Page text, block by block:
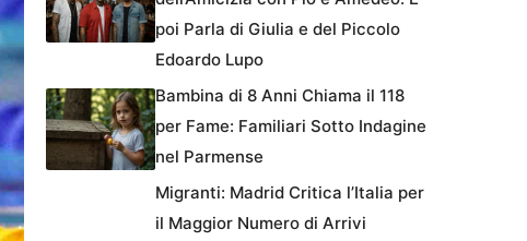
poi Parla di Giulia e del Piccolo
Edoardo Lupo
Bambina di 8 Anni Chiama il 118
per Fame: Familiari Sotto Indagine
nel Parmense
Migranti: Madrid Critica l’Italia per
il Maggior Numero di Arrivi